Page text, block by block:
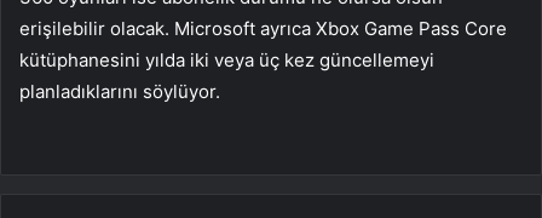
erişilebilir olacak. Microsoft ayrıca Xbox Game Pass Core
kütüphanesini yılda iki veya üç kez güncellemeyi
planladıklarını söylüyor.